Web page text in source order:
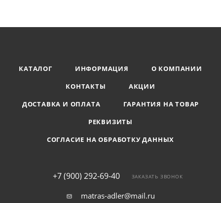
КАТАЛОГ ИНФОРМАЦИЯ
О КОМПАНИИ
КОНТАКТЫ
АКЦИИ
ДОСТАВКА И ОПЛАТА
ГАРАНТИЯ НА ТОВАР
РЕКВИЗИТЫ
СОГЛАСИЕ НА ОБРАБОТКУ ДАННЫХ
+7 (900) 292-69-40 ЗАКАЗАТЬ ЗВОНОК
matras-adler@mail.ru